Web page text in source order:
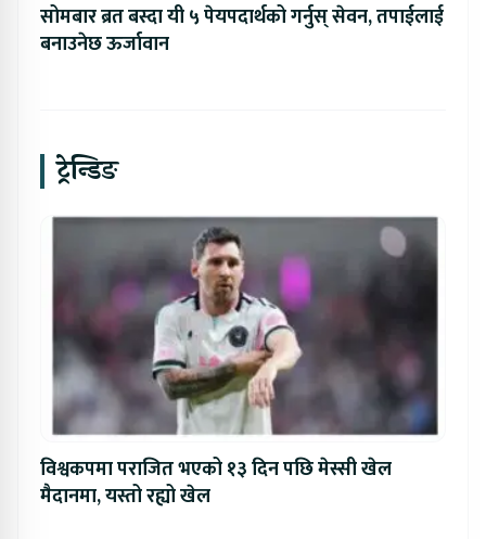
सोमबार ब्रत बस्दा यी ५ पेयपदार्थको गर्नुस् सेवन, तपाईलाई
बनाउनेछ ऊर्जावान
ट्रेन्डिङ
विश्वकपमा पराजित भएको १३ दिन पछि मेस्सी खेल
मैदानमा, यस्तो रह्यो खेल